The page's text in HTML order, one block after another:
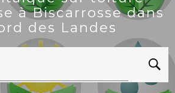
à Biscarrosse dans
des Landes